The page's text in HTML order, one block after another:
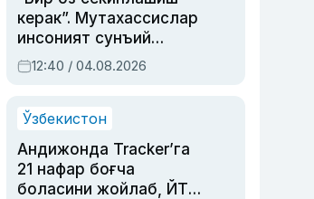
керак”. Мутахассислар
инсоният сунъий
интеллектни бошқара
олмай қолишидан
12:40 / 04.08.2026
Ўзбекистон
Андижонда Tracker’га
21 нафар боғча
боласини жойлаб, ЙТҲ